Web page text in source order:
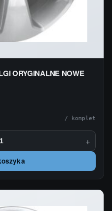
ORYGINALNE NOWE
/ komplet
+